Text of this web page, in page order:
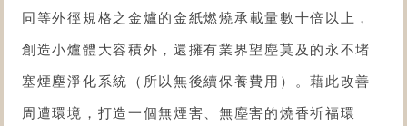
同等外徑規格之 金爐的金紙燃燒承載量數十倍以上，
創造小爐體大容積外，還擁有業界望塵莫及的永不堵
塞煙塵淨化系統（所以無後續保養費用）。藉此改善
周遭環境，打造一個無煙害、無塵害的燒香祈福環